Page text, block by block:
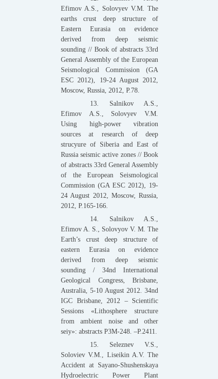
Efimov A.S., Solovyev V.M. The
earths crust deep structure of
Eastern Eurasia on evidence
derived from deep seismic
sounding // Book of abstracts 33rd
General Assembly of the European
Seismological Commission (GA
ESC 2012), 19-24 August 2012,
Moscow, Russia, 2012, P.78.
13. Salnikov A.S.,
Efimov A.S., Solovyev V.M.
Using high-power vibration
sources at research of deep
strucyure of Siberia and East of
Russia seismic active zones // Book
of abstracts 33rd General Assembly
of the European Seismological
Commission (GA ESC 2012), 19-
24 August 2012, Moscow, Russia,
2012, P.165-166.
14. Salnikov A.S.,
Efimov A. S., Solovyov V. M. The
Earth’s crust deep structure of
eastern Eurasia on evidence
derived from deep seismic
sounding / 34nd International
Geological Congress, Brisbane,
Australia, 5-10 August 2012. 34nd
IGC Brisbane, 2012 – Scientific
Sessions «Lithosphere structure
from ambient noise and other
seiy»: abstracts Р3М-248. –P.2411.
15. Seleznev V.S.,
Soloviev V.M., Liseikin A.V. The
Accident at Sayano-Shushenskaya
Hydroelectric Power Plant